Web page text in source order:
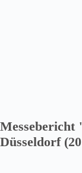
Messebericht
Düsseldorf